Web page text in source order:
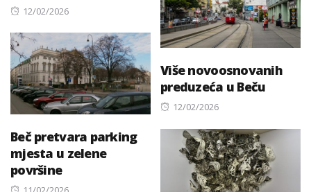
Posted
12/02/2026
Više novoosnovanih
preduzeća u Beču
Posted
12/02/2026
Beč pretvara parking
mjesta u zelene
površine
Posted